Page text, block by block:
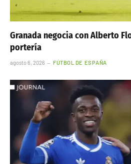
Granada negocia con Alberto
portería
agosto 6, 2026 FÚTBOL DE ESPAÑA